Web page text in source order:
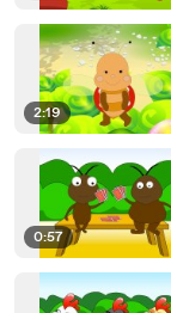
2:19
0:57